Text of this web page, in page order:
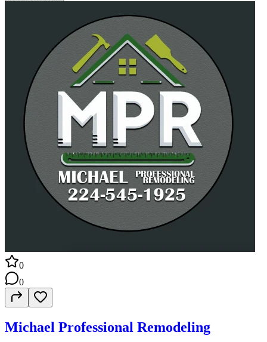
0
0
Michael Professional Remodeling